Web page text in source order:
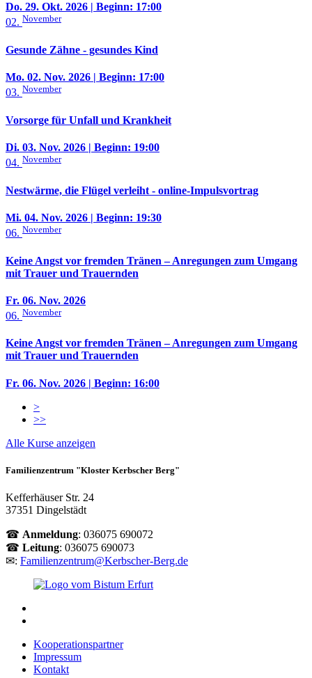
Do. 29. Okt. 2026 | Beginn: 17:00
02. November
Gesunde Zähne - gesundes Kind
Mo. 02. Nov. 2026 | Beginn: 17:00
03. November
Vorsorge für Unfall und Krankheit
Di. 03. Nov. 2026 | Beginn: 19:00
04. November
Nestwärme, die Flügel verleiht - online-Impulsvortrag
Mi. 04. Nov. 2026 | Beginn: 19:30
06. November
Keine Angst vor fremden Tränen – Anregungen zum Umgang
mit Trauer und Trauernden
Fr. 06. Nov. 2026
06. November
Keine Angst vor fremden Tränen – Anregungen zum Umgang
mit Trauer und Trauernden
Fr. 06. Nov. 2026 | Beginn: 16:00
>
>>
Alle Kurse anzeigen
Familienzentrum "Kloster Kerbscher Berg"
Kefferhäuser Str. 24
37351 Dingelstädt
☎ Anmeldung: 036075 690072
☎ Leitung: 036075 690073
✉: Familienzentrum@Kerbscher-Berg.de
Kooperationspartner
Impressum
Kontakt